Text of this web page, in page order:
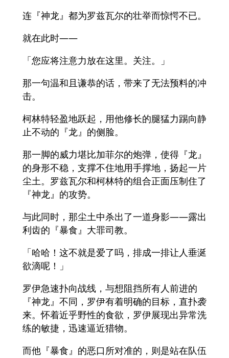
连『神龙』都为罗兹瓦尔的壮举而惊愕不已。
就在此时——
「您应将注意力放在这里。关注。」
那一句温和且谦恭的话，带来了无法预料的冲
击。
柯林特轻盈地跃起，用他修长的腿猛力踢向静
止不动的『龙』的侧脸。
那一脚的威力堪比加菲尔的炮弹，使得『龙』
的身形不稳，支撑不住地用手撑地，扬起一片
尘土。罗兹瓦尔和柯林特的组合正面压制住了
『神龙』的攻势。
与此同时，那尘土中杀出了一道身影——露出
利齿的『暴食』大罪司教。
「哈哈！这不就是爱了吗，排成一排让人垂涎
欲滴呢！」
罗伊急速扑向战线，与想阻挡所有人前进的
『神龙』不同，罗伊有着明确的目标，直扑袭
来。怀着近乎野性的食欲，罗伊展现出异常洗
练的敏捷，迅速逼近猎物。
而他『暴食』的恶口所对准的，则是站在队伍